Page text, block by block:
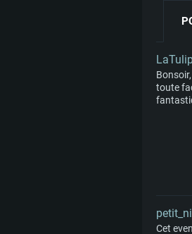
toute
Cet